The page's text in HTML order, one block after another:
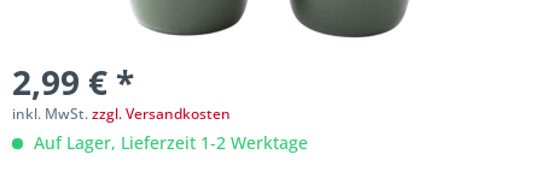
2,99 € *
inkl. MwSt.zzgl. Versandkosten
Auf Lager, Lieferzeit 1-2 Werktage